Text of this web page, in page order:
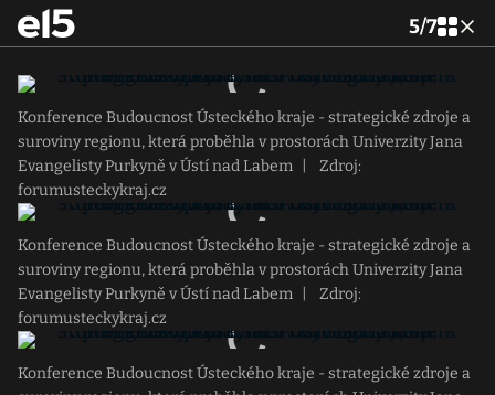
5/7
Konference Budoucnost Ústeckého kraje - strategické zdroje a
suroviny regionu, která proběhla v prostorách Univerzity Jana
Evangelisty Purkyně v Ústí nad Labem
Zdroj:
forumusteckykraj.cz
Konference Budoucnost Ústeckého kraje - strategické zdroje a
suroviny regionu, která proběhla v prostorách Univerzity Jana
Evangelisty Purkyně v Ústí nad Labem
Zdroj:
forumusteckykraj.cz
Konference Budoucnost Ústeckého kraje - strategické zdroje a